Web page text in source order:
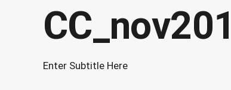
Enter Subtitle Here